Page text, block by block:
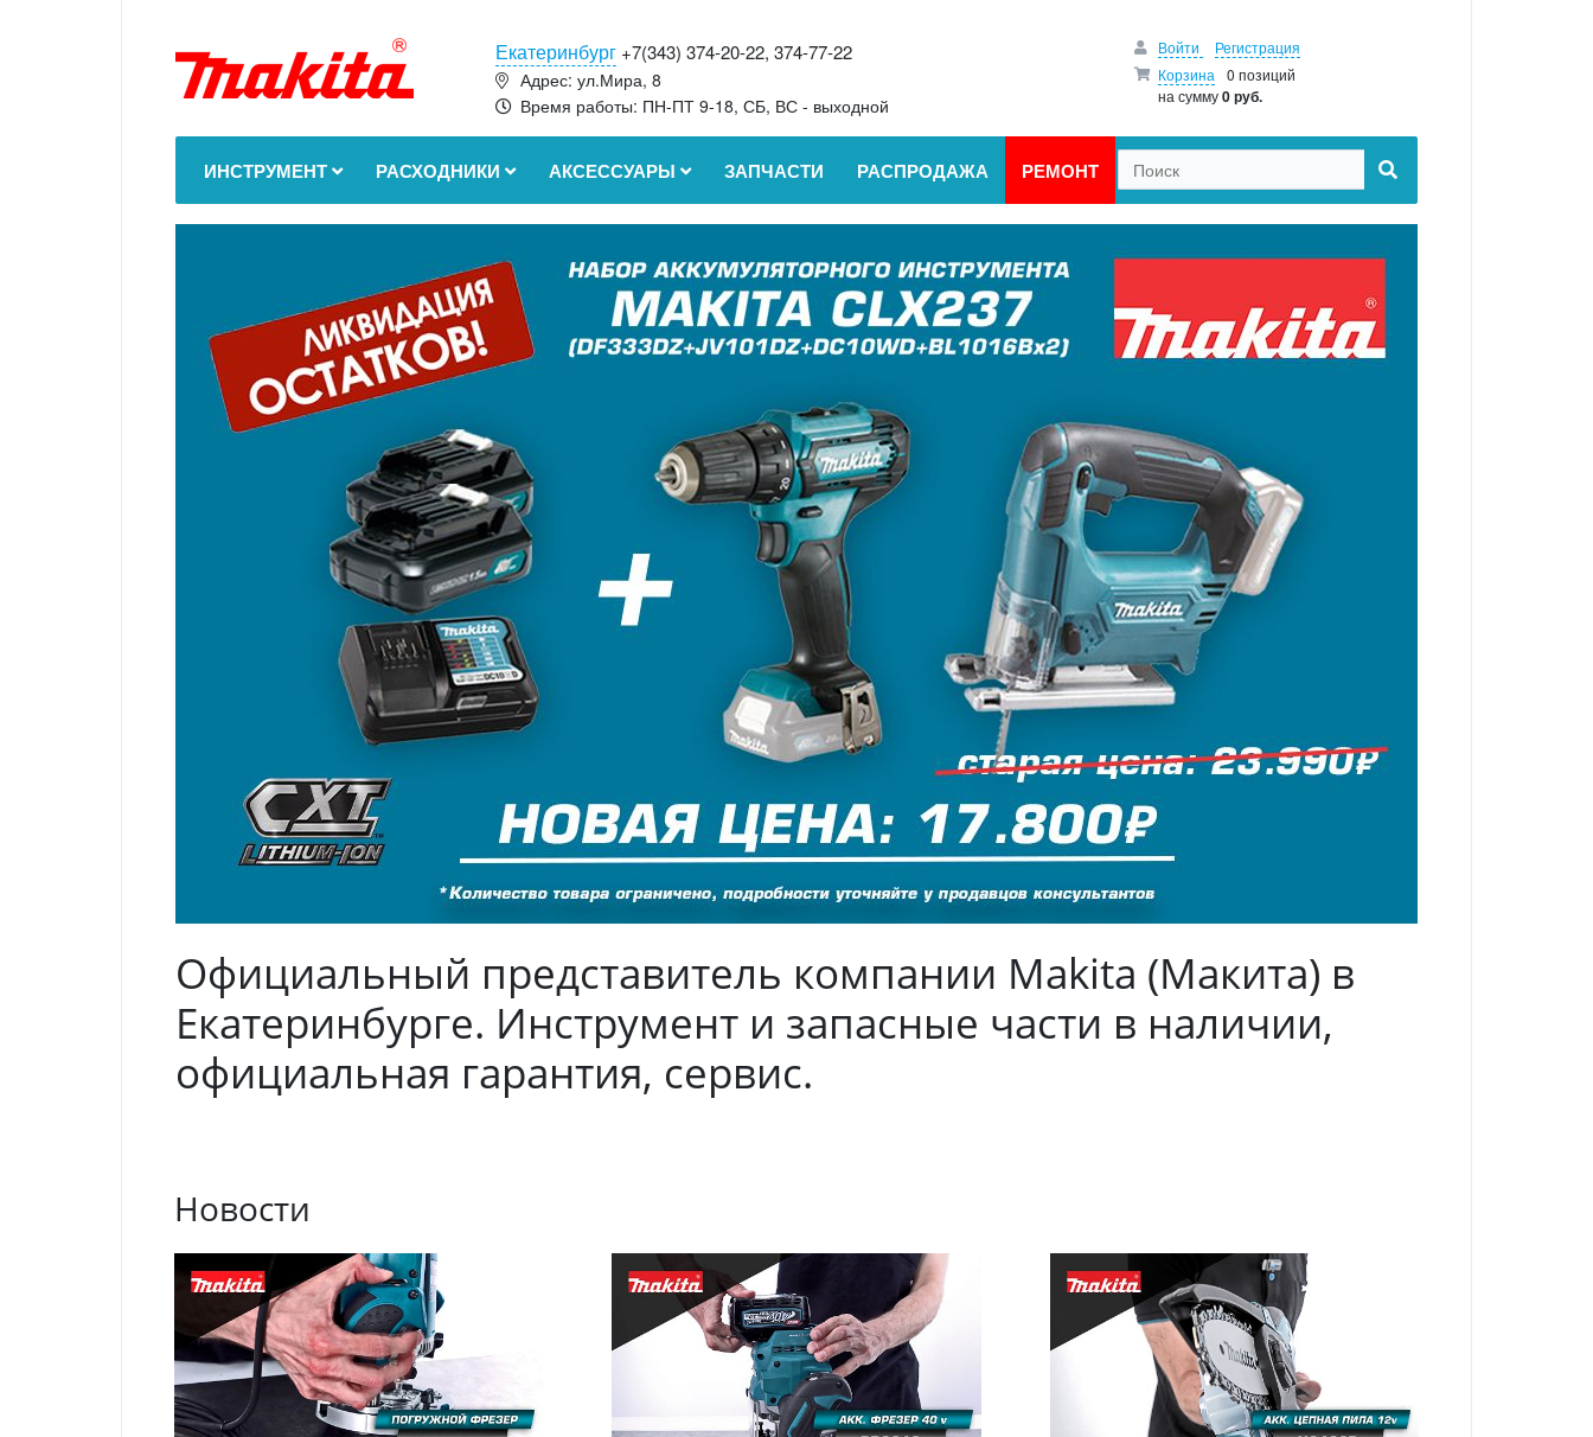
Екатеринбург +7(343) 374-20-22, 374-77-22
Адрес: ул.Мира, 8
Время работы: ПН-ПТ 9-18, СБ, ВС - выходной
Войти
Регистрация
Корзина
0 позиций
на сумму0 руб.
ИНСТРУМЕНТ РАСХОДНИКИ АКСЕССУАРЫ ЗАПЧАСТИ РАСПРОДАЖА РЕМОНТ
Официальный представитель компании Makita (Макита) в
Екатеринбурге. Инструмент и запасные части в наличии,
официальная гарантия, сервис.
Новости